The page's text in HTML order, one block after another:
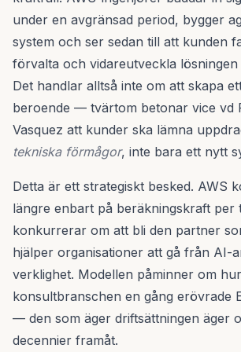
under en avgränsad period, bygger
system och ser sedan till att kunden
förvalta och vidareutveckla lösningen
Det handlar alltså inte om att skapa
beroende — tvärtom betonar vice vd
Vasquez att kunder ska lämna
tekniska förmågor, inte bara ett nytt
Detta är ett strategiskt besked. AWS
längre enbart på beräkningskraft per
konkurrerar om att bli den partner
hjälper organisationer att gå från AI-
verklighet. Modellen påminner om hur
konsultbranschen en gång erövrade
— den som äger driftsättningen äger
decennier framåt.